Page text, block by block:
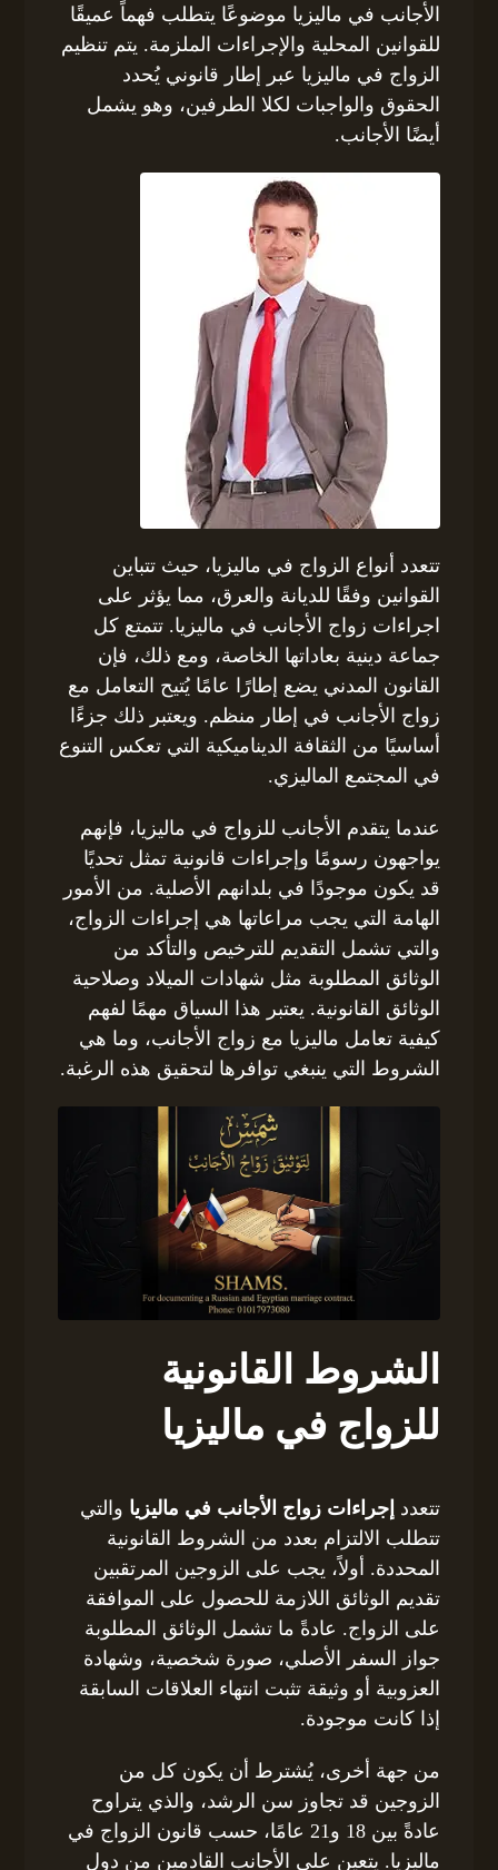
الأجانب في ماليزيا موضوعًا يتطلب فهماً عميقًا
للقوانين المحلية والإجراءات الملزمة. يتم تنظيم
الزواج في ماليزيا عبر إطار قانوني يُحدد
الحقوق والواجبات لكلا الطرفين، وهو يشمل
أيضًا الأجانب.
تتعدد أنواع الزواج في ماليزيا، حيث تتباين
القوانين وفقًا للديانة والعرق، مما يؤثر على
اجراءات زواج الأجانب في ماليزيا. تتمتع كل
جماعة دينية بعاداتها الخاصة، ومع ذلك، فإن
القانون المدني يضع إطارًا عامًا يُتيح التعامل مع
زواج الأجانب في إطار منظم. ويعتبر ذلك جزءًا
أساسيًا من الثقافة الديناميكية التي تعكس التنوع
في المجتمع الماليزي.
عندما يتقدم الأجانب للزواج في ماليزيا، فإنهم
يواجهون رسومًا وإجراءات قانونية تمثل تحديًا
قد يكون موجودًا في بلدانهم الأصلية. من الأمور
الهامة التي يجب مراعاتها هي إجراءات الزواج،
والتي تشمل التقديم للترخيص والتأكد من
الوثائق المطلوبة مثل شهادات الميلاد وصلاحية
الوثائق القانونية. يعتبر هذا السياق مهمًا لفهم
كيفية تعامل ماليزيا مع زواج الأجانب، وما هي
الشروط التي ينبغي توافرها لتحقيق هذه الرغبة.
الشروط القانونية
للزواج في ماليزيا
تتعدد إجراءات زواج الأجانب في ماليزيا والتي
تتطلب الالتزام بعدد من الشروط القانونية
المحددة. أولاً، يجب على الزوجين المرتقبين
تقديم الوثائق اللازمة للحصول على الموافقة
على الزواج. عادةً ما تشمل الوثائق المطلوبة
جواز السفر الأصلي، صورة شخصية، وشهادة
العزوبية أو وثيقة تثبت انتهاء العلاقات السابقة
إذا كانت موجودة.
من جهة أخرى، يُشترط أن يكون كل من
الزوجين قد تجاوز سن الرشد، والذي يتراوح
عادةً بين 18 و21 عامًا، حسب قانون الزواج في
ماليزيا. يتعين على الأجانب القادمين من دول